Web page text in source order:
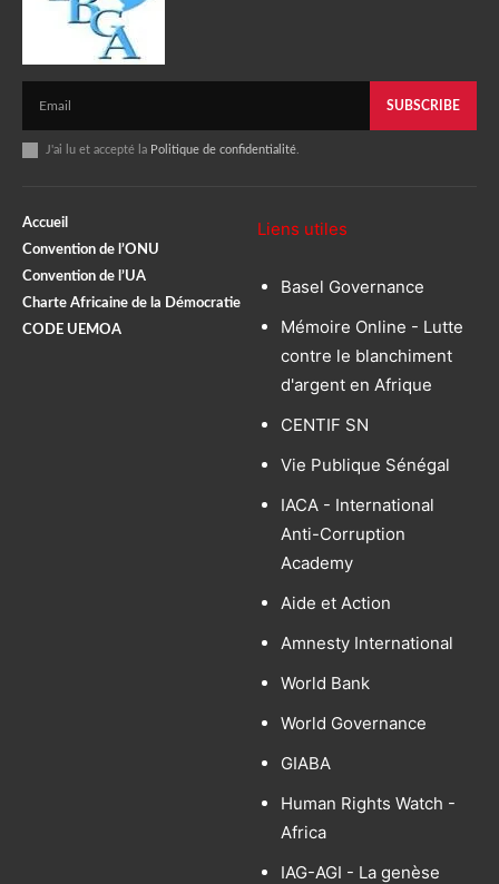
SUBSCRIBE
J'ai lu et accepté la Politique de confidentialité
Accueil
Convention de l’ONU
Convention de l’UA
Charte Africaine de la Démocratie
CODE UEMOA
Liens utiles
Basel Governance
Mémoire Online - Lutte
contre le blanchiment
d'argent en Afrique
CENTIF SN
Vie Publique Sénégal
IACA - International
Anti-Corruption
Academy
Aide et Action
Amnesty International
World Bank
World Governance
GIABA
Human Rights Watch -
Africa
IAG-AGI - La genèse